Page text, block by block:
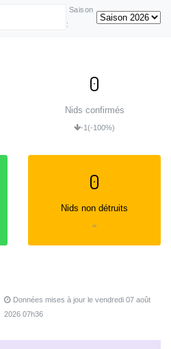
Saison
:
0
Nids confirmés
-1(-100%)
0
Nids non détruits
=
Données mises à jour le vendredi 07 août
2026 07h36